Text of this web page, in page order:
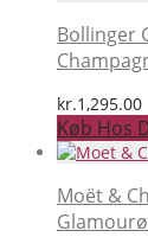
Bollinger
kr.1,295.00
Køb Hos
Moët &